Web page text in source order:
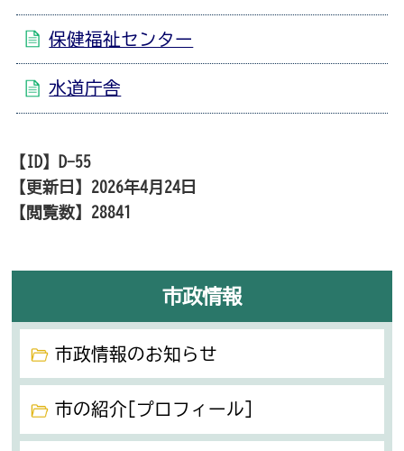
保健福祉センター
水道庁舎
【ID】
D-55
【更新日】 2026年4月24日
【閲覧数】 28841
市政情報
市政情報のお知らせ
市の紹介[プロフィール]